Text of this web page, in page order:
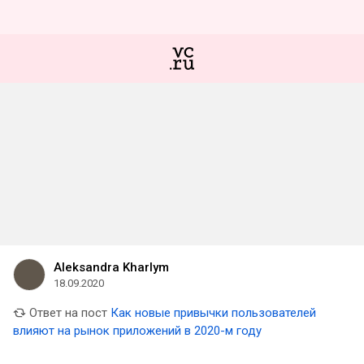
Aleksandra Kharlym
18.09.2020
Ответ на пост Как новые привычки пользователей
влияют на рынок приложений в 2020-м году